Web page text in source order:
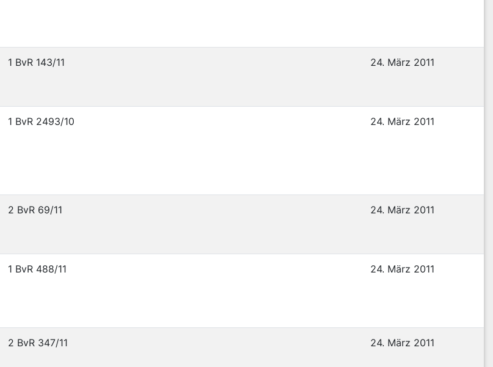
1 BvR 143/11 24. März 2011
1 BvR 2493/10 24. März 2011
2 BvR 69/11 24. März 2011
1 BvR 488/11 24. März 2011
2 BvR 347/11 24. März 2011